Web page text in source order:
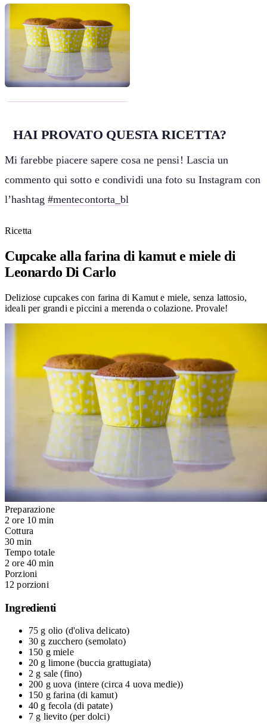
HAI PROVATO QUESTA RICETTA?
Mi farebbe piacere sapere cosa ne pensi! Lascia un
commento qui sotto e condividi una foto su Instagram con
l’hashtag #mentecontorta_bl
Ricetta
Cupcake alla farina di kamut e miele di
Leonardo Di Carlo
Deliziose cupcakes con farina di Kamut e miele, senza lattosio,
ideali per grandi e piccini a merenda o colazione. Provale!
Preparazione
2 ore 10 min
Cottura
30 min
Tempo totale
2 ore 40 min
Porzioni
12 porzioni
Ingredienti
75 g olio (d'oliva delicato)
30 g zucchero (semolato)
150 g miele
20 g limone (buccia grattugiata)
2 g sale (fino)
200 g uova (intere (circa 4 uova medie))
150 g farina (di kamut)
40 g fecola (di patate)
7 g lievito (per dolci)